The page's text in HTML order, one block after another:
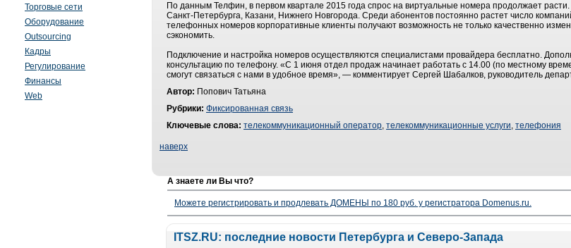
Торговые сети
Оборудование
Outsourcing
Кадры
Регулирование
Финансы
Web
По данным Телфин, в первом квартале 2015 года спрос на виртуальные номера продолжает
Санкт-Петербурга, Казани, Нижнего Новгорода. Среди абонентов постоянно растет число
телефонных номеров корпоративные клиенты получают возможность не только качественно
сэкономить.
Подключение и настройка номеров осуществляются специалистами провайдера бесплатно.
консультацию по телефону. «С 1 июня отдел продаж начинает работать с 14.00 (по местному
смогут связаться с нами в удобное время», — комментирует Сергей Шабалков, руководитель
Автор: Попович Татьяна
Рубрики: Фиксированная связь
Ключевые слова: телекоммуникационный оператор, телекоммуникационные услуги, телефония
наверх
А знаете ли Вы что?
Можете регистрировать и продлевать ДОМЕНЫ по 180 руб. у регистратора Domenus.ru.
ITSZ.RU: последние новости Петербурга и Северо-Запада